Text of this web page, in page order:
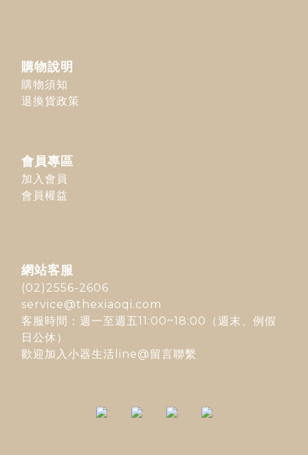
購物說明
購物須知
退換貨政策
會員專區
加入會員
會員權益
網站客服
(02)2556-2606
service@thexiaoqi.com
客服時間：週一至週五11:00~18:00（週末、例假
日公休）
歡迎加入 小器生活line@留言聯繫